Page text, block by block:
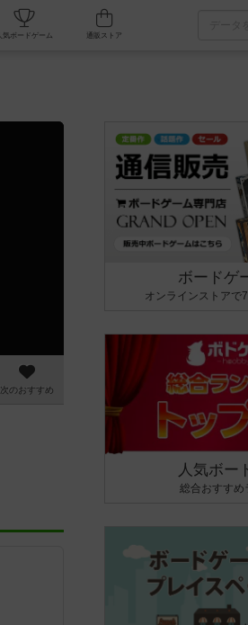
カフェ/店舗 人気ボードゲーム
次のおすすめ
ボードゲ
オンラインストアで
人気ボー
総合おすすめ